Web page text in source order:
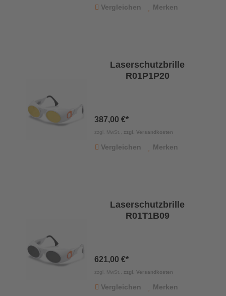
Vergleichen Merken
Laserschutzbrille
R01P1P20
387,00 €*
zzgl. MwSt., zzgl. Versandkosten
Vergleichen Merken
Laserschutzbrille
R01T1B09
621,00 €*
zzgl. MwSt., zzgl. Versandkosten
Vergleichen Merken